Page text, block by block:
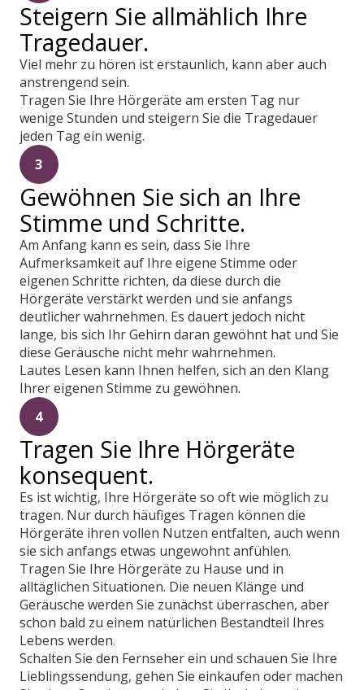
Steigern Sie allmählich Ihre
Tragedauer.
Viel mehr zu hören ist erstaunlich, kann aber auch
anstrengend sein.
Tragen Sie Ihre Hörgeräte am ersten Tag nur
wenige Stunden und steigern Sie die Tragedauer
jeden Tag ein wenig.
3
Gewöhnen Sie sich an Ihre
Stimme und Schritte.
Am Anfang kann es sein, dass Sie Ihre
Aufmerksamkeit auf Ihre eigene Stimme oder
eigenen Schritte richten, da diese durch die
Hörgeräte verstärkt werden und sie anfangs
deutlicher wahrnehmen. Es dauert jedoch nicht
lange, bis sich Ihr Gehirn daran gewöhnt hat und Sie
diese Geräusche nicht mehr wahrnehmen.
Lautes Lesen kann Ihnen helfen, sich an den Klang
Ihrer eigenen Stimme zu gewöhnen.
4
Tragen Sie Ihre Hörgeräte
konsequent.
Es ist wichtig, Ihre Hörgeräte so oft wie möglich zu
tragen. Nur durch häufiges Tragen können die
Hörgeräte ihren vollen Nutzen entfalten, auch wenn
sie sich anfangs etwas ungewohnt anfühlen.
Tragen Sie Ihre Hörgeräte zu Hause und in
alltäglichen Situationen. Die neuen Klänge und
Geräusche werden Sie zunächst überraschen, aber
schon bald zu einem natürlichen Bestandteil Ihres
Lebens werden.
Schalten Sie den Fernseher ein und schauen Sie Ihre
Lieblingssendung, gehen Sie einkaufen oder machen